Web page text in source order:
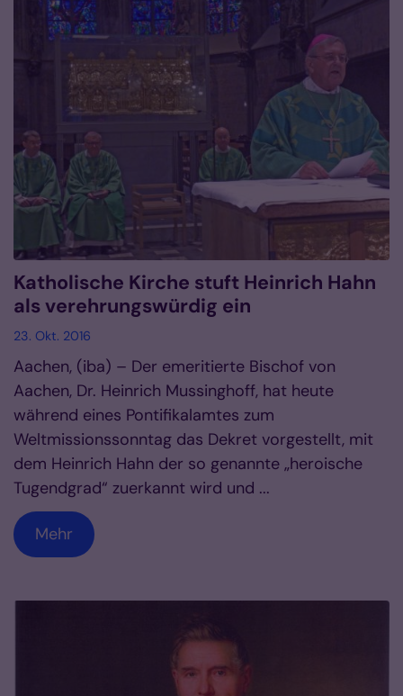
Katholische Kirche stuft Heinrich Hahn
als verehrungswürdig ein
23. Okt. 2016
Aachen, (iba) – Der emeritierte Bischof von
Aachen, Dr. Heinrich Mussinghoff, hat heute
während eines Pontifikalamtes zum
Weltmissionssonntag das Dekret vorgestellt, mit
dem Heinrich Hahn der so genannte „heroische
Tugendgrad“ zuerkannt wird und ...
Mehr